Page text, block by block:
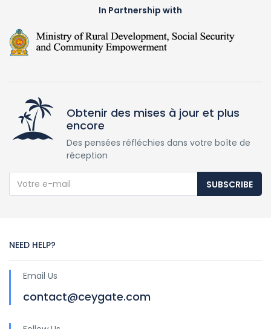
In Partnership with
Obtenir des mises à jour et plus
encore
Des pensées réfléchies dans votre boîte de
réception
SUBSCRIBE
NEED HELP?
Email Us
contact@ceygate.com